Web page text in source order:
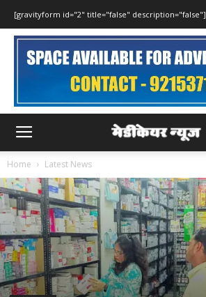
[gravityform id="2" title="false" description="false"]
Home Latest News